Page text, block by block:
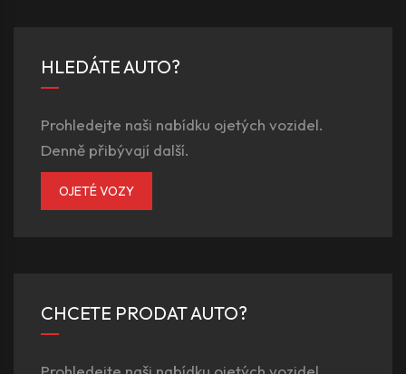
HLEDÁTE AUTO?
Prohledejte naši nabídku ojetých vozidel.
Denně přibývají další.
OJETÉ VOZY
CHCETE PRODAT AUTO?